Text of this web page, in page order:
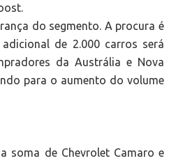
do segmento. A procura é
de 2.000 carros será
da Austrália e Nova
para o aumento do volume
soma de Chevrolet Camaro e